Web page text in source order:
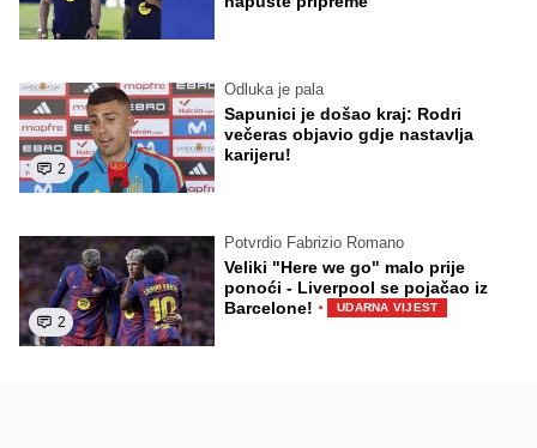
2
Odluka je pala
Sapunici je došao kraj: Rodri
večeras objavio gdje nastavlja
karijeru!
2
Potvrdio Fabrizio Romano
Veliki "Here we go" malo prije
ponoći - Liverpool se pojačao iz
Barcelone! · UDARNA VIJEST